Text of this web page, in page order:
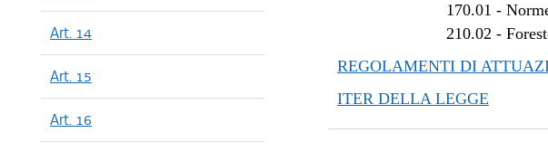
Art. 14
Art. 15
Art. 16
170.01 -
210.02 -
REGOLAMENTI DI
ITER DELLA LEGGE